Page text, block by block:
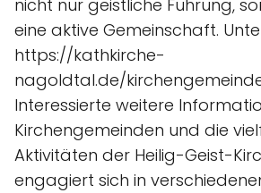
nicht nur geistliche Führung,
eine aktive Gemeinschaft.
https://kathkirche-
nagoldtal.de/
Interessierte weitere
Kirchengemeinden und die
Aktivitäten der Heilig-Geist-
engagiert sich in